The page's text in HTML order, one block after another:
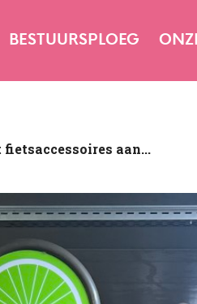
BESTUURSPLOEG
aan...